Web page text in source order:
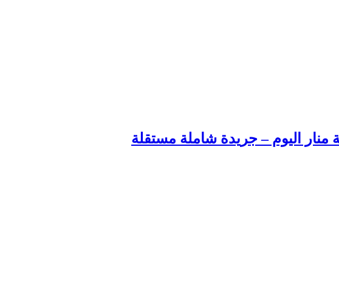
منار اليوم – جريدة شاملة مستقلة